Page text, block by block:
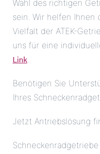
Wahl des richtigen
sein. Wir helfen Ihnen
Vielfalt der ATEK-
uns für eine
Link.
Benötigen Sie
Ihres
Jetzt Antriebslösung